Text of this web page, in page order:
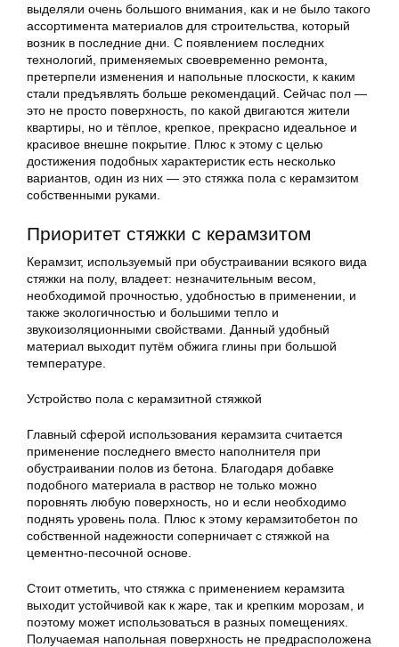
выделяли очень большого внимания, как и не было такого
ассортимента материалов для строительства, который
возник в последние дни. С появлением последних
технологий, применяемых своевременно ремонта,
претерпели изменения и напольные плоскости, к каким
стали предъявлять больше рекомендаций. Сейчас пол —
это не просто поверхность, по какой двигаются жители
квартиры, но и тёплое, крепкое, прекрасно идеальное и
красивое внешне покрытие. Плюс к этому с целью
достижения подобных характеристик есть несколько
вариантов, один из них — это стяжка пола с керамзитом
собственными руками.
Приоритет стяжки с керамзитом
Керамзит, используемый при обустраивании всякого вида
стяжки на полу, владеет: незначительным весом,
необходимой прочностью, удобностью в применении, и
также экологичностью и большими тепло и
звукоизоляционными свойствами. Данный удобный
материал выходит путём обжига глины при большой
температуре.
Устройство пола с керамзитной стяжкой
Главный сферой использования керамзита считается
применение последнего вместо наполнителя при
обустраивании полов из бетона. Благодаря добавке
подобного материала в раствор не только можно
поровнять любую поверхность, но и если необходимо
поднять уровень пола. Плюс к этому керамзитобетон по
собственной надежности соперничает с стяжкой на
цементно-песочной основе.
Стоит отметить, что стяжка с применением керамзита
выходит устойчивой как к жаре, так и крепким морозам, и
поэтому может использоваться в разных помещениях.
Получаемая напольная поверхность не предрасположена